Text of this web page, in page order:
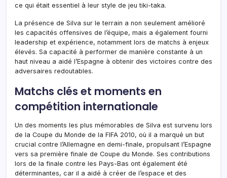
ce qui était essentiel à leur style de jeu tiki-taka.
La présence de Silva sur le terrain a non seulement amélioré
les capacités offensives de l’équipe, mais a également fourni
leadership et expérience, notamment lors de matchs à enjeux
élevés. Sa capacité à performer de manière constante à un
haut niveau a aidé l’Espagne à obtenir des victoires contre des
adversaires redoutables.
Matchs clés et moments en
compétition internationale
Un des moments les plus mémorables de Silva est survenu lors
de la Coupe du Monde de la FIFA 2010, où il a marqué un but
crucial contre l’Allemagne en demi-finale, propulsant l’Espagne
vers sa première finale de Coupe du Monde. Ses contributions
lors de la finale contre les Pays-Bas ont également été
déterminantes, car il a aidé à créer de l’espace et des